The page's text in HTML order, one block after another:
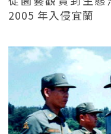
2005 年入侵宜蘭